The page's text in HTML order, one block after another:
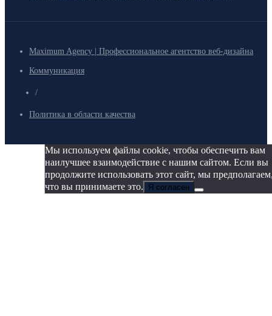
Maximum Agency | Профессиональное агентство веб-дизайна
Коммуникация
/
Политика в области качества
Мы используем файлы cookie, чтобы обеспечить вам
наилучшее взаимодействие с нашим сайтом. Если вы
продолжите использовать этот сайт, мы
что вы принимаете это.
Я согласен